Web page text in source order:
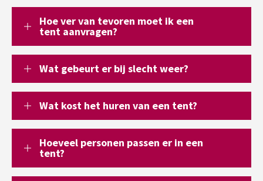
Hoe ver van tevoren moet ik een
tent aanvragen?
Wat gebeurt er bij slecht weer?
Wat kost het huren van een tent?
Hoeveel personen passen er in een
tent?